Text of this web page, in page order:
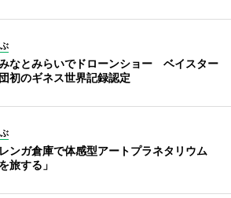
なとみらいでドローンショー ベイスター
初のギネス世界記録認定
ンガ倉庫で体感型アートプラネタリウム
旅する」